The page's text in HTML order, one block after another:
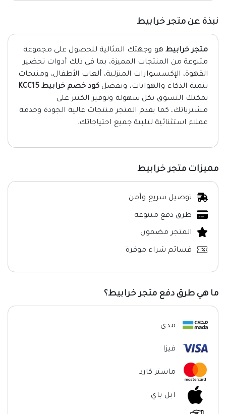
نبذة عن متجر خرابيط
متجر خرابيط هو وجهتك المثالية للحصول على مجموعة
متنوعة من المنتجات المميزة، بما في ذلك أدوات تحضير
القهوة، الإكسسوارات المنزلية، ألعاب الأطفال، ومنتجات
تنمية الذكاء والهوايات، وبفضل كود خصم خرابيط KCC15
يمكنك التسوق بكل سهولة وتوفير الكثير على
مشترياتك، كما يقدم المتجر منتجات عالية الجودة وخدمة
عملاء استثنائية لتلبية جميع احتياجاتك.
مميزات متجر خرابيط
توصيل سريع وآمن
طرق دفع متنوعة
المتجر مضمون
قسائم شراء موفرة
ما هي طرق دفع متجر خرابيط؟
مدى
فيزا
ماستر كارد
ابل باي